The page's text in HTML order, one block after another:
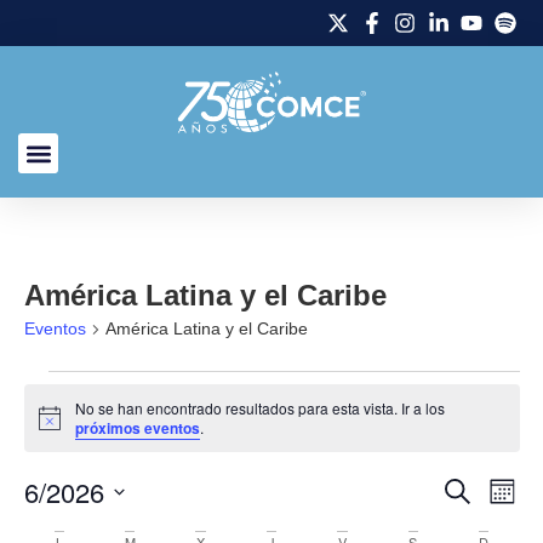
América Latina y el Caribe
Eventos América Latina y el Caribe
Aviso
No se han encontrado resultados para esta vista. Ir a los
próximos eventos.
Buscar
Mes
6/2026